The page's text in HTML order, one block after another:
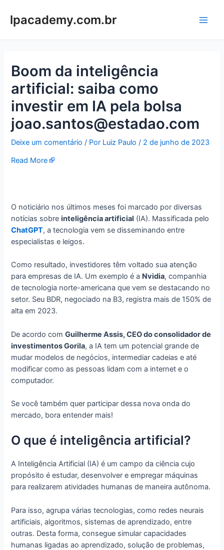
paralpacademy.com.br
Boom da inteligência
artificial: saiba como
investir em IA pela bolsa
joao.santos@estadao.com
Deixe um comentário / Por Luiz Paulo/ 2 de junho de 2023
Read More
O noticiário nos últimos meses foi marcado por diversas
notícias sobreinteligência artificial (IA). Massificada pelo
ChatGPT, a tecnologia vem se disseminando entre
especialistas e leigos.
Como resultado, investidores têm voltado sua atenção
para empresas de IA. Um exemplo é a Nvidia, companhia
de tecnologia norte-americana que vem se destacando no
setor. Seu BDR, negociado na B3, registra mais de 150% de
alta em 2023.
De acordo comGuilherme Assis, CEO do consolidador de
investimentos Gorila, a IA tem um potencial grande de
mudar modelos de negócios, intermediar cadeias e até
modificar como as pessoas lidam com a internet e o
computador.
Se você também quer participar dessa nova onda do
mercado, bora entender mais!
O que é inteligência artificial?
A Inteligência Artificial (IA) é um campo da ciência cujo
propósito é estudar, desenvolver e empregar máquinas
para realizarem atividades humanas de maneira autônoma.
Para isso, agrupa várias tecnologias, como redes neurais
artificiais, algoritmos, sistemas de aprendizado, entre
outras. Desta forma, consegue simular capacidades
humanas ligadas ao aprendizado, solução de problemas,